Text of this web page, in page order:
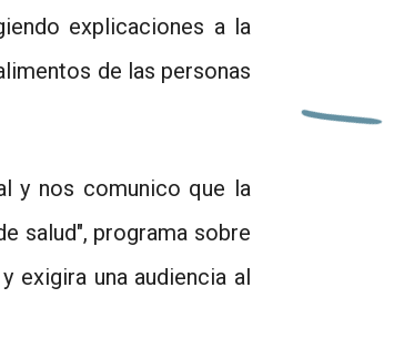
explicaciones a la
de las personas
y nos comunico que la
salud", programa sobre
exigira una audiencia al